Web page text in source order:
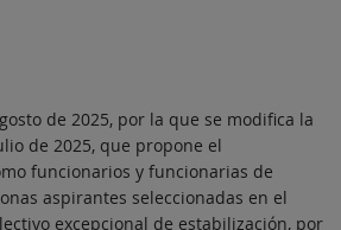
de 2025, por la que se modifica la
de 2025, que propone el
funcionarios y funcionarias de
aspirantes seleccionadas en el
excepcional de estabilización, por